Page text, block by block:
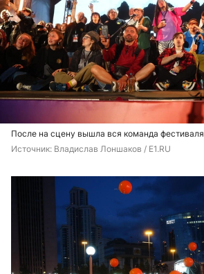
После на сцену вышла вся команда фестиваля
Источник: Владислав Лоншаков / E1.RU